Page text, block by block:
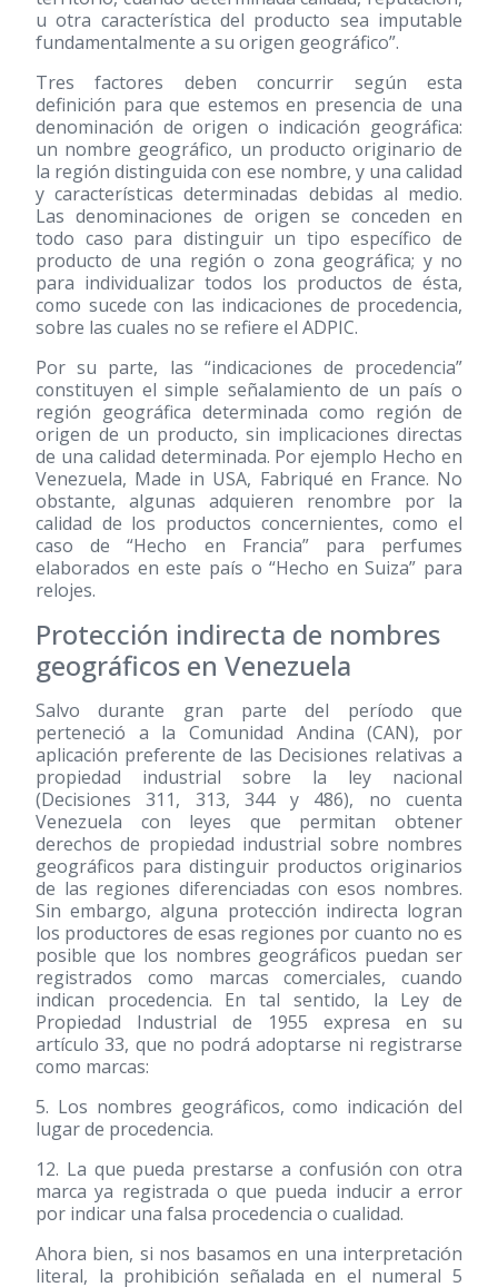
u otra característica del producto sea imputable
fundamentalmente a su origen geográfico”.
Tres factores deben concurrir según esta
definición para que estemos en presencia de una
denominación de origen o indicación geográfica:
un nombre geográfico, un producto originario de
la región distinguida con ese nombre, y una calidad
y características determinadas debidas al medio.
Las denominaciones de origen se conceden en
todo caso para distinguir un tipo específico de
producto de una región o zona geográfica; y no
para individualizar todos los productos de ésta,
como sucede con las indicaciones de procedencia,
sobre las cuales no se refiere el ADPIC.
Por su parte, las “indicaciones de procedencia”
constituyen el simple señalamiento de un país o
región geográfica determinada como región de
origen de un producto, sin implicaciones directas
de una calidad determinada. Por ejemplo Hecho en
Venezuela, Made in USA, Fabriqué en France. No
obstante, algunas adquieren renombre por la
calidad de los productos concernientes, como el
caso de “Hecho en Francia” para perfumes
elaborados en este país o “Hecho en Suiza” para
relojes.
Protección indirecta de nombres
geográficos en Venezuela
Salvo durante gran parte del período que
perteneció a la Comunidad Andina (CAN), por
aplicación preferente de las Decisiones relativas a
propiedad industrial sobre la ley nacional
(Decisiones 311, 313, 344 y 486), no cuenta
Venezuela con leyes que permitan obtener
derechos de propiedad industrial sobre nombres
geográficos para distinguir productos originarios
de las regiones diferenciadas con esos nombres.
Sin embargo, alguna protección indirecta logran
los productores de esas regiones por cuanto no es
posible que los nombres geográficos puedan ser
registrados como marcas comerciales, cuando
indican procedencia. En tal sentido, la Ley de
Propiedad Industrial de 1955 expresa en su
artículo 33, que no podrá adoptarse ni registrarse
como marcas:
5. Los nombres geográficos, como indicación del
lugar de procedencia.
12. La que pueda prestarse a confusión con otra
marca ya registrada o que pueda inducir a error
por indicar una falsa procedencia o cualidad.
Ahora bien, si nos basamos en una interpretación
literal, la prohibición señalada en el numeral 5